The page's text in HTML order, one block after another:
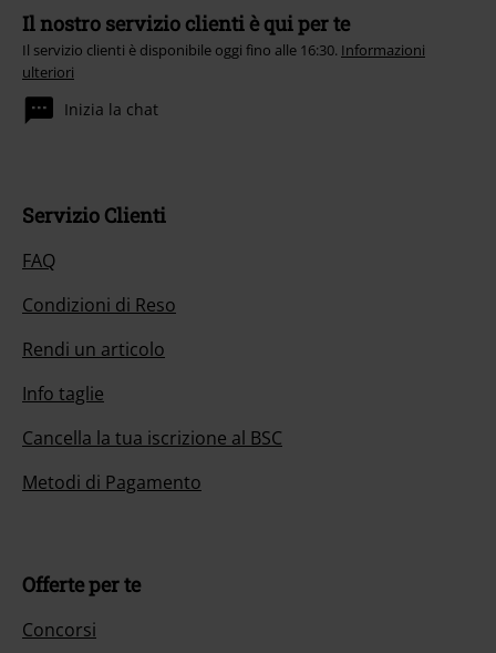
Il nostro servizio clienti è qui per te
Il servizio clienti è disponibile oggi fino alle 16:30. Informazioni
ulteriori
Inizia la chat
Servizio Clienti
FAQ
Condizioni di Reso
Rendi un articolo
Info taglie
Cancella la tua iscrizione al BSC
Metodi di Pagamento
Offerte per te
Concorsi